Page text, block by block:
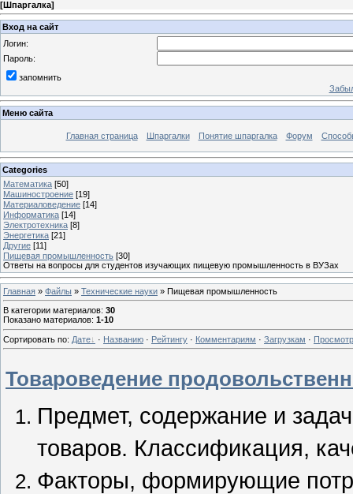
[Шпаргалка]
Вход на сайт
Логин:
Пароль:
запомнить
Меню сайта
Главная страница Шпаргалки Понятие шпаргалка Форум
Categories
Математика [50]
Машиностроение [19]
Материаловедение [14]
Информатика [14]
Электротехника [8]
Энергетика [21]
Другие [11]
Пищевая промышленность [30]
Ответы на вопросы для студентов изучающих пищевую промышленность в ВУЗах
Главная » Файлы » Технические науки » Пищевая промышленность
В категории материалов: 30
Показано материалов: 1-10
Сортировать по: Дате · Названию · Рейтингу · Комментариям · Загрузкам ·
Товароведение
Предмет, содержание и
товаров. Классификация,
Факторы, формирующие